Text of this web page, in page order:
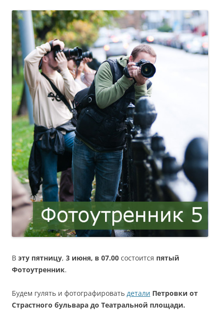
В эту пятницу, 3 июня, в 07.00 состоится пятый
Фотоутренник.
Будем гулять и фотографировать детали Петровки от
Страстного бульвара до Театральной площади.